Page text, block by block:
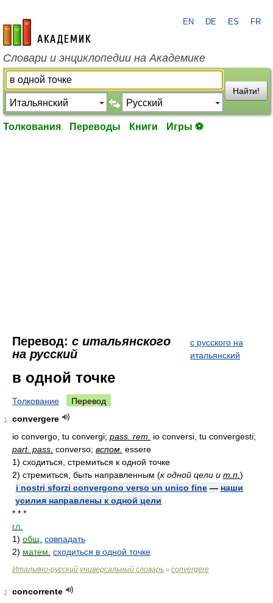
academic.ru
EN DE ES FR
Словари и энциклопедии на Академике
Найти!
Толкования Переводы Книги Игры ⚽
Перевод: с итальянского
на русский
с русского на
итальянский
в одной точке
Толкование Перевод
1
convergere
io convergo, tu convergi; pass. rem.
io conversi, tu convergesti;
part. pass. converso; вспом. essere
1) сходиться, стремиться к одной точке
2) стремиться, быть направленным (к одной цели и т.п. )
i nostri sforzi convergono verso un unico fine — наши
усилия направлены к одной цели
* * *
гл.
1) общ. совпадать
2) матем. сходиться в одной точке
Итальяно-русский универсальный словарь > convergere
2
concorrente